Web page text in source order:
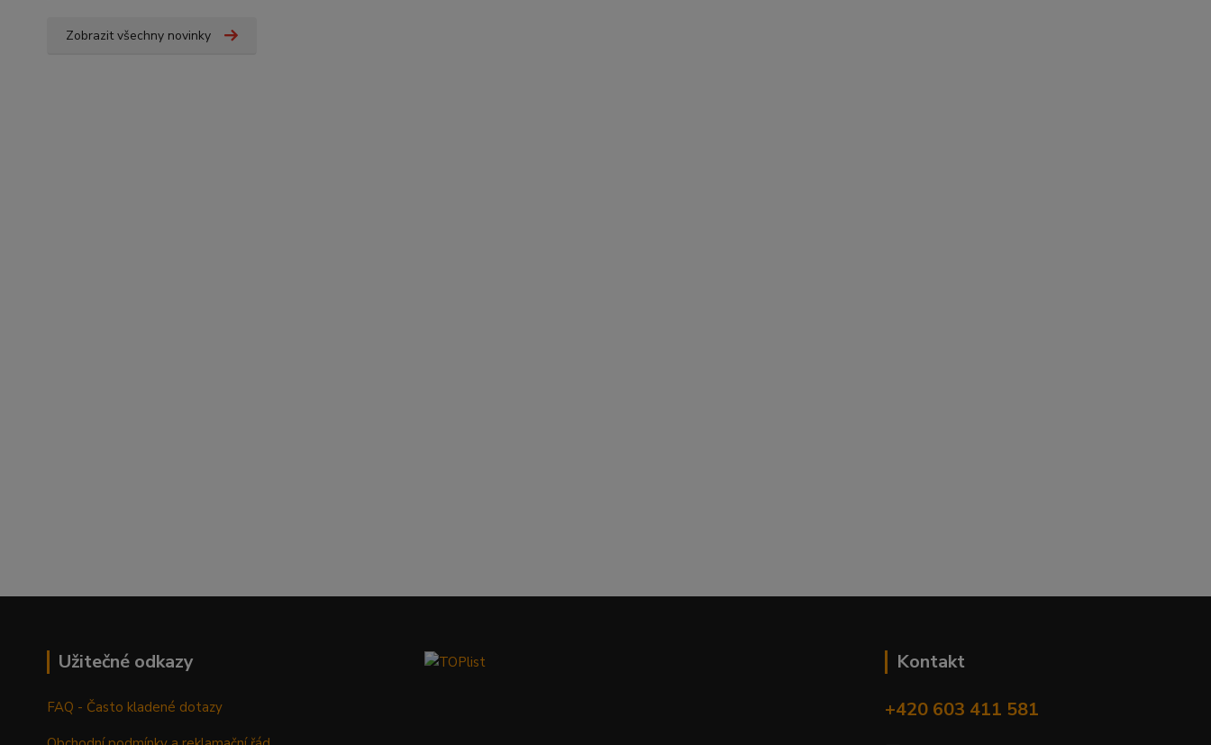
Zobrazit všechny novinky
Užitečné odkazy
FAQ - Často kladené dotazy
Kontakt
+420 603 411 581